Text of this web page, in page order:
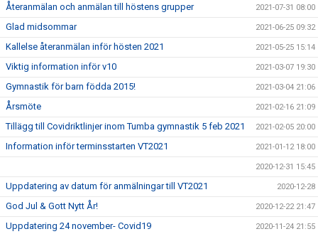
Återanmälan och anmälan till höstens grupper 2021-07-31 08:00
Glad midsommar 2021-06-25 09:32
Kallelse återanmälan inför hösten 2021 2021-05-25 15:14
Viktig information inför v10 2021-03-07 19:30
Gymnastik för barn födda 2015! 2021-03-04 21:06
Årsmöte 2021-02-16 21:09
Tillägg till Covidriktlinjer inom Tumba gymnastik 5 feb 2021 2021-02-05 20:00
Information inför terminsstarten VT2021 2021-01-12 18:00
2020-12-31 15:45
Uppdatering av datum för anmälningar till VT2021 2020-12-28
God Jul & Gott Nytt År! 2020-12-22 21:47
Uppdatering 24 november- Covid19 2020-11-24 21:55